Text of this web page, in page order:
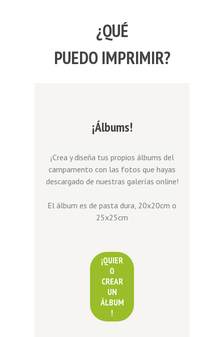
¿QUÉ
PUEDO IMPRIMIR?
¡Álbums!
¡Crea y diseña tus propios álbums del
campamento con las fotos que hayas
descargado de nuestras galerías online!
El álbum es de pasta dura, 20x20cm o
25x25cm
¡QUIER
O
CREAR
UN
ÁLBUM
!